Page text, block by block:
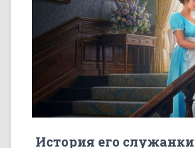
История его служанки